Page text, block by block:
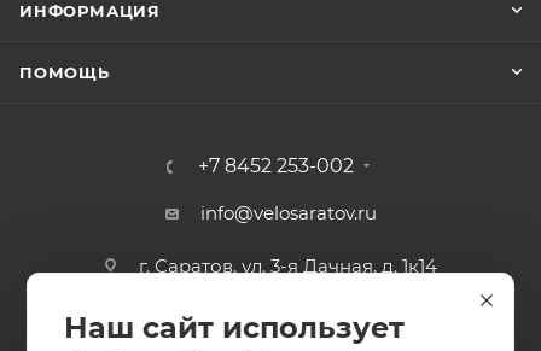
ИНФОРМАЦИЯ
ПОМОЩЬ
+7 8452 253-002
info@velosaratov.ru
г. Саратов, ул. 3-я Дачная, д. 1к14
Наш сайт использует